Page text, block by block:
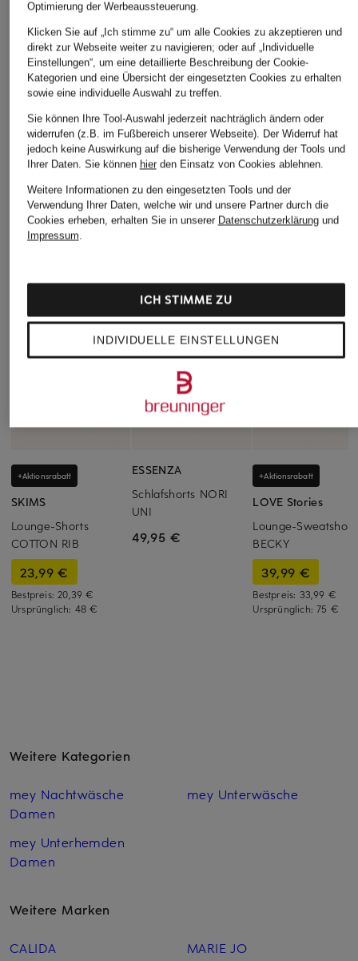
+Aktionsrabatt
SKIMS
Lounge-Shorts
COTTON RIB
23,99 €
Bestpreis:20,39 €
Ursprünglich: 48 €
ESSENZA
Schlafshorts NORI
UNI
49,95 €
+Aktionsrabatt
LOVE Stories
Lounge-
BECKY
39,99 €
Bestpreis: 33,99 €
Ursprünglich:75 €
Weitere Kategorien
mey Nachtwäsche
Damen
mey Unterhemden
Damen
mey Unterwäsche
Weitere Marken
CALIDA
MARIE JO
Optimierung der Werbeaussteuerung.
Klicken Sie auf „Ich stimme zu“ um alle Cookies zu akzeptieren und
direkt zur Webseite weiter zu navigieren; oder auf „Individuelle
Einstellungen“, um eine detaillierte Beschreibung der Cookie-
Kategorien und eine Übersicht der eingesetzten Cookies zu erhalten
sowie eine individuelle Auswahl zu treffen.
Sie können Ihre Tool-Auswahl jederzeit nachträglich ändern oder
widerrufen (z.B. im Fußbereich unserer Webseite). Der Widerruf hat
jedoch keine Auswirkung auf die bisherige Verwendung der Tools und
Ihrer Daten. Sie können hierden Einsatz von Cookies ablehnen.
Weitere Informationen zu den eingesetzten Tools und der
Verwendung Ihrer Daten, welche wir und unsere Partner durch die
Cookies erheben, erhalten Sie in unserer Datenschutzerklärungund
Impressum.
INDIVIDUELLE EINSTELLUNGEN
ICH STIMME ZU